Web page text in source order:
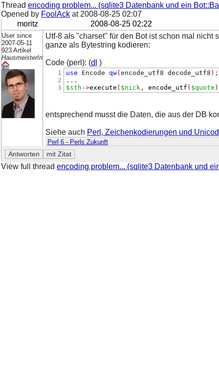
Thread encoding problem... (sqlite3 Datenbank und ein
Opened by FoolAck at 2008-08-25 02:07
moritz
2008-08-25 02:22
User since
2007-05-11
923 Artikel
HausmeisterIn
Utf-8 als "charset" für den Bot ist schon mal
ganze als Bytestring kodieren:
Code (perl): (dl )
1
2
3
use Encode qw( encode_utf8 decode_utf8 );
...
$sth ->execute ( $nick , encode_utf ( $quote
entsprechend musst die Daten, die aus der DB
Siehe auch Perl, Zeichenkodierungen und
Perl 6 - Perls Zukunft
View full thread encoding problem... (sqlite3 Datenbank und